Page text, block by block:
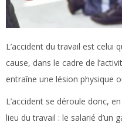
L’accident du travail est celui
cause, dans le cadre de
entraîne une lésion physique
L’accident se déroule donc,
lieu du travail : le salarié d’un